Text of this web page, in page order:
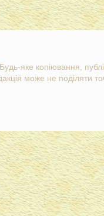
Будь-яке копіювання,
може не поділяти